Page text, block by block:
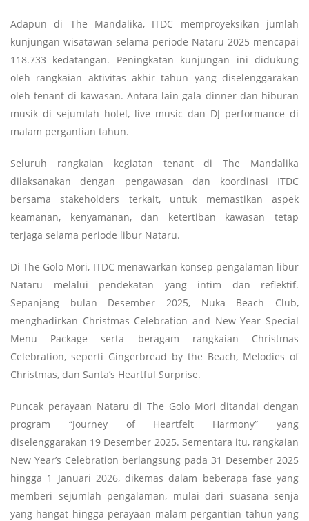
Adapun di The Mandalika, ITDC memproyeksikan jumlah
kunjungan wisatawan selama periode Nataru 2025 mencapai
118.733 kedatangan. Peningkatan kunjungan ini didukung
oleh rangkaian aktivitas akhir tahun yang diselenggarakan
oleh tenant di kawasan. Antara lain gala dinner dan hiburan
musik di sejumlah hotel, live music dan DJ performance di
malam pergantian tahun.
Seluruh rangkaian kegiatan tenant di The Mandalika
dilaksanakan dengan pengawasan dan koordinasi ITDC
bersama stakeholders terkait, untuk memastikan aspek
keamanan, kenyamanan, dan ketertiban kawasan tetap
terjaga selama periode libur Nataru.
Di The Golo Mori, ITDC menawarkan konsep pengalaman libur
Nataru melalui pendekatan yang intim dan reflektif.
Sepanjang bulan Desember 2025, Nuka Beach Club,
menghadirkan Christmas Celebration and New Year Special
Menu Package serta beragam rangkaian Christmas
Celebration, seperti Gingerbread by the Beach, Melodies of
Christmas, dan Santa’s Heartful Surprise.
Puncak perayaan Nataru di The Golo Mori ditandai dengan
program “Journey of Heartfelt Harmony” yang
diselenggarakan 19 Desember 2025. Sementara itu, rangkaian
New Year’s Celebration berlangsung pada 31 Desember 2025
hingga 1 Januari 2026, dikemas dalam beberapa fase yang
memberi sejumlah pengalaman, mulai dari suasana senja
yang hangat hingga perayaan malam pergantian tahun yang